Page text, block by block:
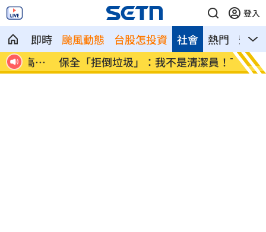
登入
即時 颱風動態 台股怎投資 熱門 影音
社會
山
保全「拒倒垃圾」：我不是清潔員！下場
慘
女律
男